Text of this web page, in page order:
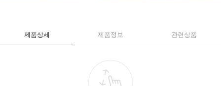
제품상세 제품정보 관련상품